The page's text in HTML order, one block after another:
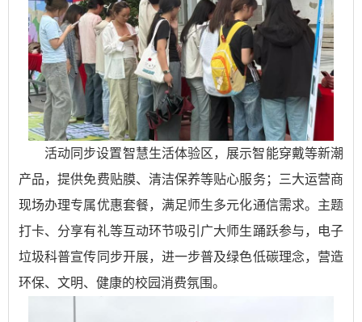
活动同步设置智慧生活体验区，展示智能穿戴等新潮
产品，提供免费贴膜、清洁保养等贴心服务；三大运营商
现场办理专属优惠套餐，满足师生多元化通信需求。主题
打卡、分享有礼等互动环节吸引广大师生踊跃参与，电子
垃圾科普宣传同步开展，进一步普及绿色低碳理念，营造
环保、文明、健康的校园消费氛围。